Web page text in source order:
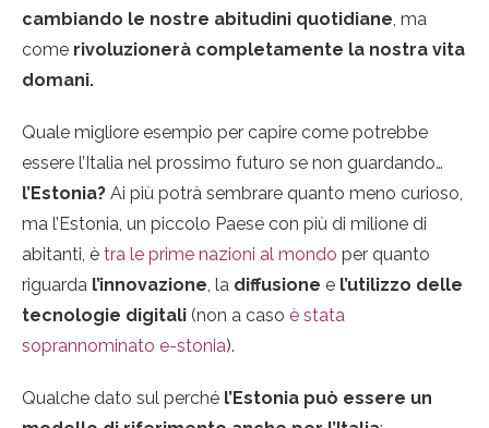
cambiando le nostre abitudini quotidiane , ma
come rivoluzionerà completamente la nostra vita
domani.
Quale migliore esempio per capire come potrebbe
essere l’Italia nel prossimo futuro se non guardando…
l’Estonia? Ai più potrà sembrare quanto meno curioso,
ma l’Estonia, un piccolo Paese con più di milione di
abitanti, è tra le prime nazioni al mondo per quanto
riguarda l’innovazione , la diffusione e l’utilizzo delle
tecnologie digitali (non a caso è stata
soprannominato e-stonia).
Qualche dato sul perché l’Estonia può essere un